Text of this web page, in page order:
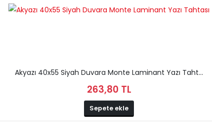
Akyazı 40x55 Siyah Duvara Monte Laminant Yazı Taht...
263,80 TL
Sepete ekle